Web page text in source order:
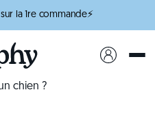
sur la 1re commande⚡